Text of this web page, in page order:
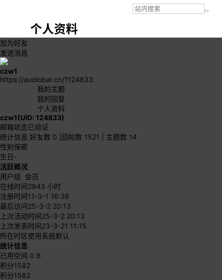
个人资料
加为好友
发送消息
czw1
https://audiobar.cn/?124833
我的主题
我的回复
个人资料
czw1(UID: 124833)
邮箱状态已验证
统计信息 好友数 0 回帖数 1521
主题数 14
性别保密
生日-
活跃概况
用户组 会员
在线时间2943 小时
注册时间11-3-1 16:36
最后访问25-3-2 20:13
上次活动时间25-3-2 20:13
上次发表时间23-3-21 11:15
所在时区使用系统默认
统计信息
已用空间 0 B
积分1582
积分1582